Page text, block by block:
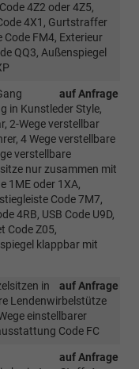
4Z2 oder 4Z5,
4X1, Gurtstraffer
Code FM4, Exterieur
QQ3, Außenspiegel
auf Anfrage
in Kunstleder Style,
2-Wege verstellbar
4 Wege verstellbare
verstellbare
nur zusammen mit
1ME oder 1XA,
Code 7M7,
4RB, USB Code U9D,
Code Z05,
klappbar mit
auf Anfrage
in
Lendenwirbelstütze
einstellbarer
Code FC
auf Anfrage